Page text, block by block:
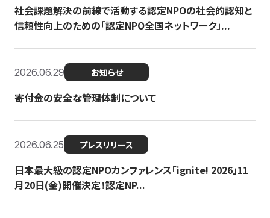
社会課題解決の前線で活動する認定NPOの社会的認知と
信頼性向上のための「認定NPO全国ネットワーク」...
2026.06.29 お知らせ
寄付金の安全な管理体制について
2026.06.25 プレスリリース
日本最大級の認定NPOカンファレンス「ignite! 2026」11
月20日(金)開催決定！認定NP...